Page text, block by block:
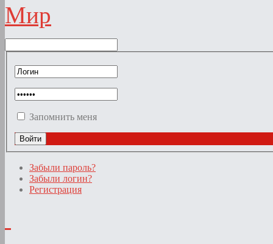
Запомнить меня
Забыли пароль?
Забыли логин?
Регистрация